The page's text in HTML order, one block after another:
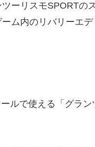
ーリスモSPORTの
ム内のリバリーエ
ルで使える「グラ